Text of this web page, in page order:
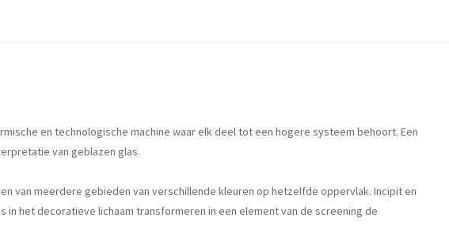
en technologische machine waar elk deel tot een hogere systeem behoort. Een
van geblazen glas.
van meerdere gebieden van verschillende kleuren op hetzelfde oppervlak. Incipit en
het decoratieve lichaam transformeren in een element van de screening de